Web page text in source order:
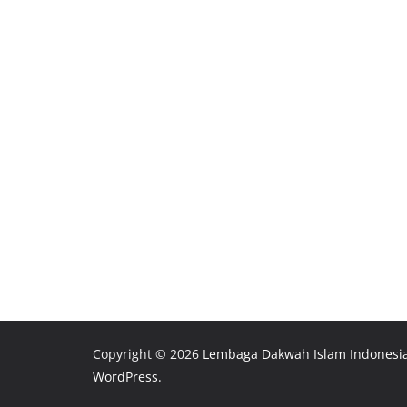
Copyright © 2026 Lembaga Dakwah Islam
WordPress.